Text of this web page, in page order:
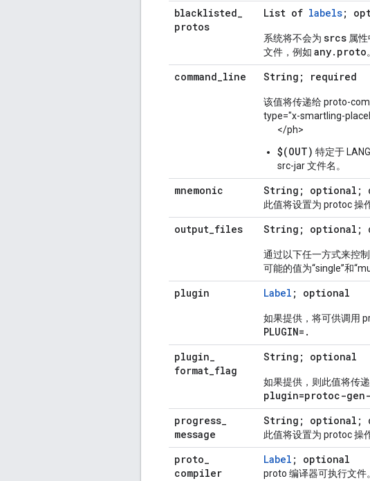
blacklisted_
protos
List of labels;
系统将不会为 srcs 属
文件，例如 any. proto。
command_line String; required
该值将传递给 proto-
type="x-smartling-
</ph>
$(OUT) 特定于
src-jar 文件名。
mnemonic String; optional;
此值将设置为 protoc 操
output_files String; optional;
通过以下任一方式来控制
可能的值为“single”和
plugin Label ; optional
如果提供，将可供调用
PLUGIN= .
plugin_
format_flag
String; optional
如果提供，则此值将传
plugin=protoc-gen-
progress_
message
String; optional;
此值将设置为 protoc 操
proto_
compiler
Label ; optional
proto 编译器可执行文件